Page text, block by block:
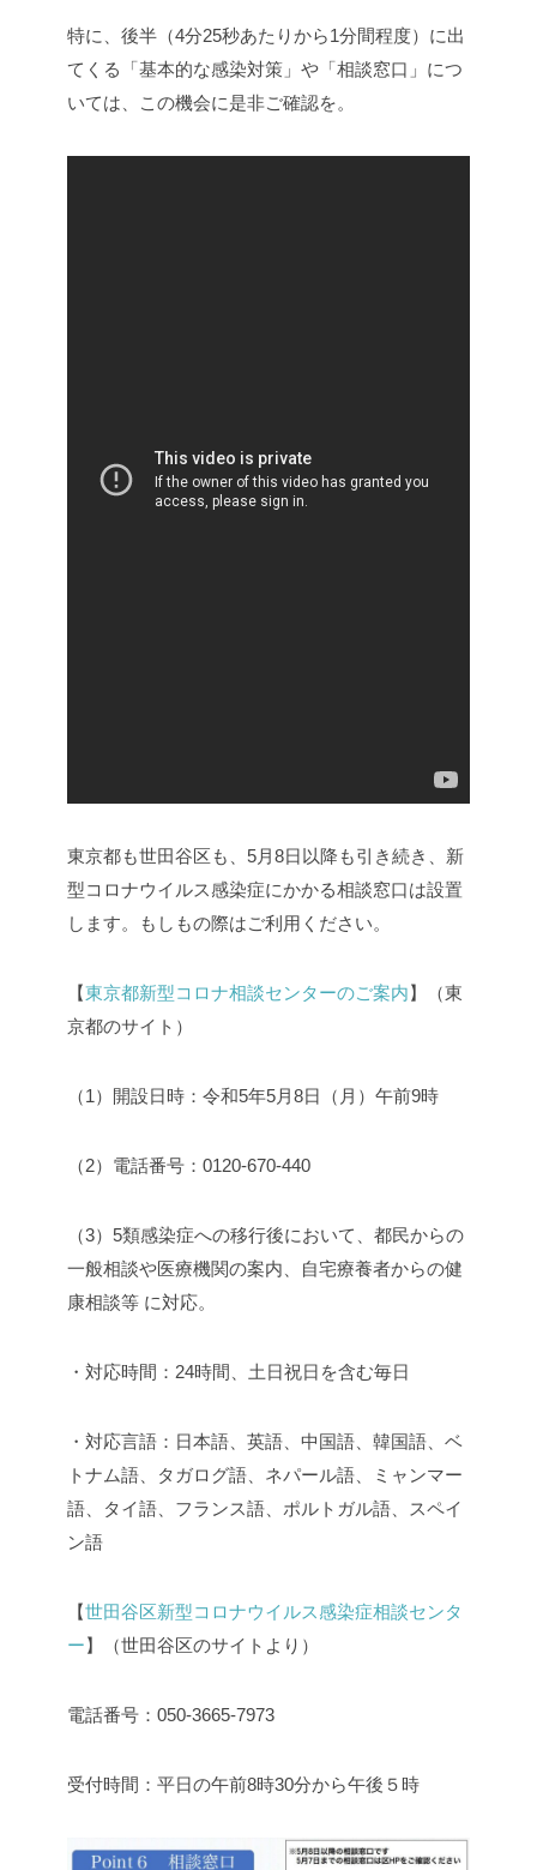
特に、後半（4分25秒あたりから1分間程度）に出
てくる「基本的な感染対策」や「相談窓口」につ
いては、この機会に是非ご確認を。
東京都も世田谷区も、5月8日以降も引き続き、新
型コロナウイルス感染症にかかる相談窓口は設置
します。もしもの際はご利用ください。
【東京都新型コロナ相談センターのご案内】（東
京都のサイト）
（1）開設日時：令和5年5月8日（月）午前9時
（2）電話番号：0120-670-440
（3）5類感染症への移行後において、都民からの
一般相談や医療機関の案内、自宅療養者からの健
康相談等 に対応。
・対応時間：24時間、土日祝日を含む毎日
・対応言語：日本語、英語、中国語、韓国語、ベ
トナム語、タガログ語、ネパール語、ミャンマー
語、タイ語、フランス語、ポルトガル語、スペイ
ン語
【世田谷区新型コロナウイルス感染症相談センタ
ー】（世田谷区のサイトより）
電話番号：050‐3665‐7973
受付時間：平日の午前8時30分から午後５時